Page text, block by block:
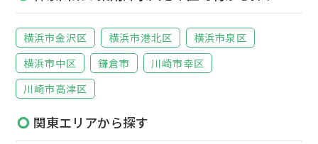
横浜市金沢区 横浜市港北区
横浜市泉区
横浜市中区
鎌倉市
川崎市幸区
川崎市高津区
関東エリアから探す